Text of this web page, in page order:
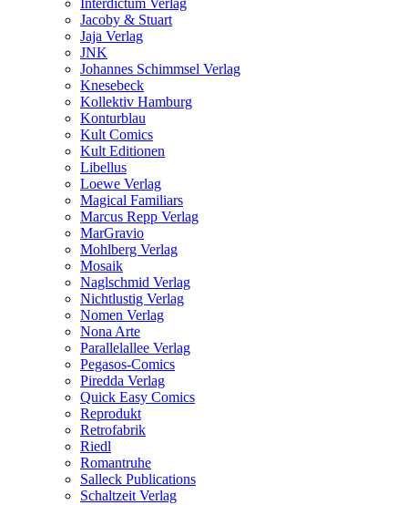
Interdictum Verlag
Jacoby & Stuart
Jaja Verlag
JNK
Johannes Schimmsel Verlag
Knesebeck
Kollektiv Hamburg
Konturblau
Kult Comics
Kult Editionen
Libellus
Loewe Verlag
Magical Familiars
Marcus Repp Verlag
MarGravio
Mohlberg Verlag
Mosaik
Naglschmid Verlag
Nichtlustig Verlag
Nomen Verlag
Nona Arte
Parallelallee Verlag
Pegasos-Comics
Piredda Verlag
Quick Easy Comics
Reprodukt
Retrofabrik
Riedl
Romantruhe
Salleck Publications
Schaltzeit Verlag